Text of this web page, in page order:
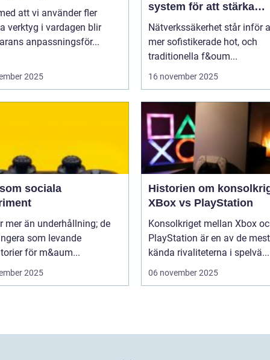
att vi använder fler
verktyg i vardagen blir
anpassningsför...
2025
system för att stärka
nätverkssäkerhet
Nätverkssäkerhet står inför
mer sofistikerade hot, och
traditionella f&oum...
16 november 2025
sociala
mer än underhållning; de
som levande
för m&aum...
2025
Historien om
XBox vs PlayStation
Konsolkriget mellan Xbox
PlayStation är en av de mest
kända rivaliteterna i spelvä...
06 november 2025